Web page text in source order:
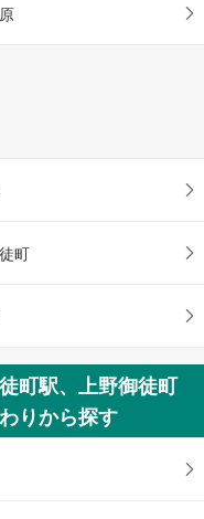
町
町駅、上野御徒町
りから探す